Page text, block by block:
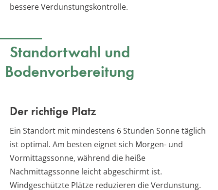
bessere Verdunstungskontrolle.
Standortwahl und
Bodenvorbereitung
Der richtige Platz
Ein Standort mit mindestens 6 Stunden Sonne täglich
ist optimal. Am besten eignet sich Morgen- und
Vormittagssonne, während die heiße
Nachmittagssonne leicht abgeschirmt ist.
Windgeschützte Plätze reduzieren die Verdunstung.